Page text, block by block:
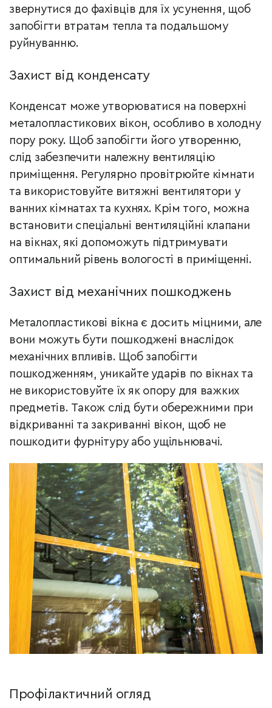
звернутися до фахівців для їх усунення, щоб
запобігти втратам тепла та подальшому
руйнуванню.
Захист від конденсату
Конденсат може утворюватися на поверхні
металопластикових вікон, особливо в холодну
пору року. Щоб запобігти його утворенню,
слід забезпечити належну вентиляцію
приміщення. Регулярно провітрюйте кімнати
та використовуйте витяжні вентилятори у
ванних кімнатах та кухнях. Крім того, можна
встановити спеціальні вентиляційні клапани
на вікнах, які допоможуть підтримувати
оптимальний рівень вологості в приміщенні.
Захист від механічних пошкоджень
Металопластикові вікна є досить міцними, але
вони можуть бути пошкоджені внаслідок
механічних впливів. Щоб запобігти
пошкодженням, уникайте ударів по вікнах та
не використовуйте їх як опору для важких
предметів. Також слід бути обережними при
відкриванні та закриванні вікон, щоб не
пошкодити фурнітуру або ущільнювачі.
Профілактичний огляд